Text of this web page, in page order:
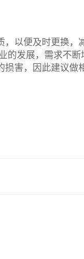
以便及时更换，
的发展，需求不
害，因此建议做